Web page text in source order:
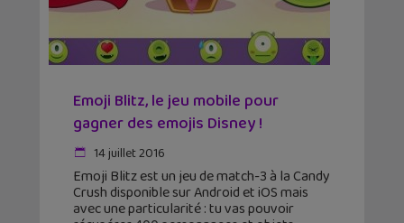
Emoji Blitz, le jeu mobile pour
gagner des emojis Disney !
14 juillet 2016
Emoji Blitz est un jeu de match-3 à la Candy
Crush disponible sur Android et iOS mais
avec une particularité : tu vas pouvoir